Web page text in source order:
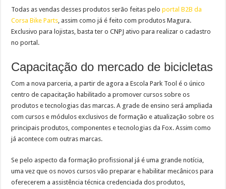
Todas as vendas desses produtos serão feitas peloportal B2B da
Corsa Bike Parts, assim como já é feito com produtos Magura.
Exclusivo para lojistas, basta ter o CNPJ ativo para realizar o cadastro
no portal.
Capacitação do mercado de bicicletas
Com a nova parceria, a partir de agora a Escola Park Tool é o único
centro de capacitação habilitado a promover cursos sobre os
produtos e tecnologias das marcas. A grade de ensino será ampliada
com cursos e módulos exclusivos de formação e atualização sobre os
principais produtos, componentes e tecnologias da Fox. Assim como
já acontece com outras marcas.
Se pelo aspecto da formação profissional já é uma grande notícia,
uma vez que os novos cursos vão preparar e habilitar mecânicos para
oferecerem a assistência técnica credenciada dos produtos,